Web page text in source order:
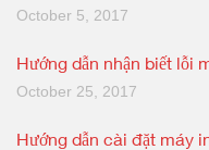
October 5, 2017
Hướng dẫn nhận biết lỗi
October 25, 2017
Hướng dẫn cài đặt máy